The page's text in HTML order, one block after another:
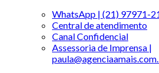
WhatsApp | (21) 97971-
Central de atendimento
Canal Confidencial
Assessoria de Imprensa |